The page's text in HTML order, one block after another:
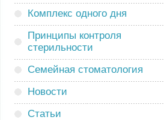
Комплекс одного дня
Принципы контроля
стерильности
Семейная стоматология
Новости
Статьи